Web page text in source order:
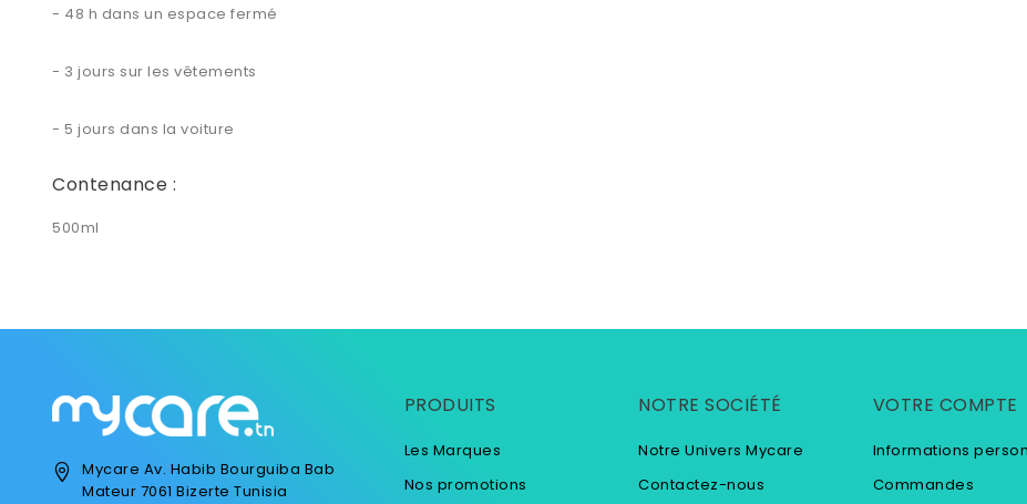
- 48 h dans un espace fermé
- 3 jours sur les vêtements
- 5 jours dans la voiture
Contenance :
500ml
Mycare Av. Habib Bourguiba Bab
Mateur 7061 Bizerte Tunisia
PRODUITS
Les Marques
Nos promotions
NOTRE SOCIÉTÉ
Notre Univers Mycare
Contactez-nous
VOTRE COMPTE
Informations
Commandes